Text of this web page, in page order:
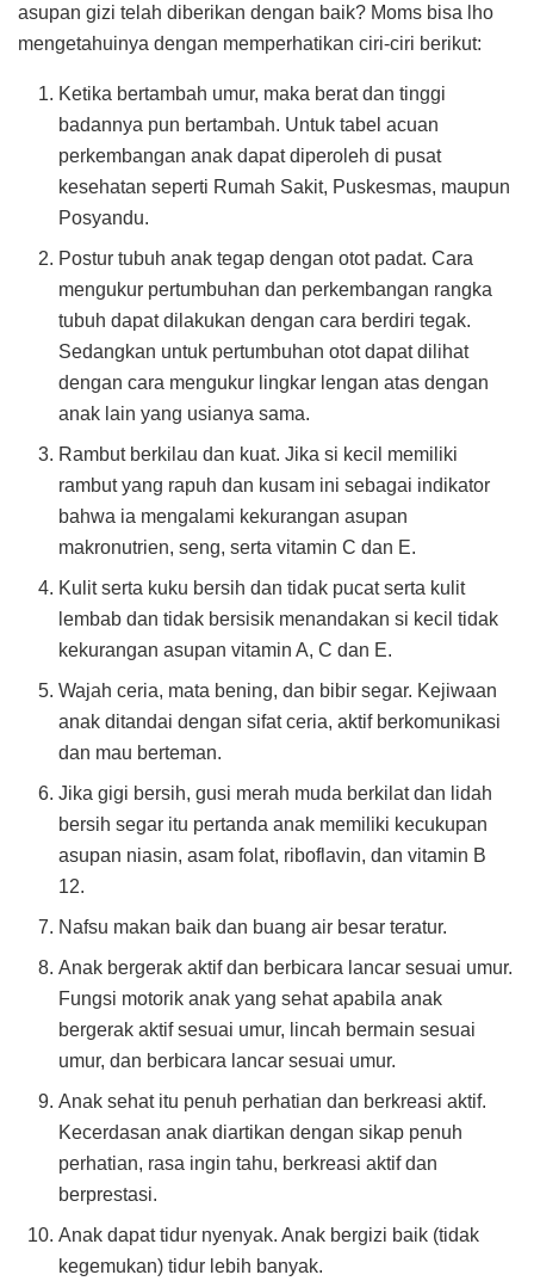
asupan gizi telah diberikan dengan baik? Moms bisa lho
mengetahuinya dengan memperhatikan ciri-ciri berikut:
Ketika bertambah umur, maka berat dan tinggi
badannya pun bertambah. Untuk tabel acuan
perkembangan anak dapat diperoleh di pusat
kesehatan seperti Rumah Sakit, Puskesmas, maupun
Posyandu.
Postur tubuh anak tegap dengan otot padat. Cara
mengukur pertumbuhan dan perkembangan rangka
tubuh dapat dilakukan dengan cara berdiri tegak.
Sedangkan untuk pertumbuhan otot dapat dilihat
dengan cara mengukur lingkar lengan atas dengan
anak lain yang usianya sama.
Rambut berkilau dan kuat. Jika si kecil memiliki
rambut yang rapuh dan kusam ini sebagai indikator
bahwa ia mengalami kekurangan asupan
makronutrien, seng, serta vitamin C dan E.
Kulit serta kuku bersih dan tidak pucat serta kulit
lembab dan tidak bersisik menandakan si kecil tidak
kekurangan asupan vitamin A, C dan E.
Wajah ceria, mata bening, dan bibir segar. Kejiwaan
anak ditandai dengan sifat ceria, aktif berkomunikasi
dan mau berteman.
Jika gigi bersih, gusi merah muda berkilat dan lidah
bersih segar itu pertanda anak memiliki kecukupan
asupan niasin, asam folat, riboflavin, dan vitamin B
12.
Nafsu makan baik dan buang air besar teratur.
Anak bergerak aktif dan berbicara lancar sesuai umur.
Fungsi motorik anak yang sehat apabila anak
bergerak aktif sesuai umur, lincah bermain sesuai
umur, dan berbicara lancar sesuai umur.
Anak sehat itu penuh perhatian dan berkreasi aktif.
Kecerdasan anak diartikan dengan sikap penuh
perhatian, rasa ingin tahu, berkreasi aktif dan
berprestasi.
Anak dapat tidur nyenyak. Anak bergizi baik (tidak
kegemukan) tidur lebih banyak.